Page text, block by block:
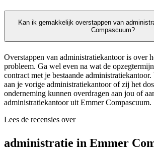
Kan ik gemakkelijk overstappen van
Compascuum?
Overstappen van administratiekantoor is over
probleem. Ga wel even na wat de
contract met je bestaande
aan je vorige administratiekantoor of zij het
onderneming kunnen overdragen aan jou of
administratiekantoor uit Emmer Compascuum.
Lees de recensies over
administratie in Emmer